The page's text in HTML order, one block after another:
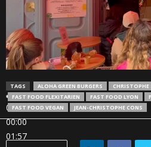
00:00
00:00
01:57
TAGS ALOHA GREEN BURGERS
FAST FOOD FLEXITARIEN
FAST FOOD LYON
FAST FOOD VEGAN
JEAN-CHRISTOPHE CONS